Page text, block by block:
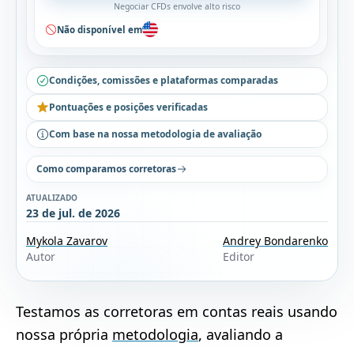
Negociar CFDs envolve alto risco
Não disponível em
Condições, comissões e plataformas comparadas
Pontuações e posições verificadas
Com base na nossa metodologia de avaliação
Como comparamos corretoras
ATUALIZADO
23 de jul. de 2026
Mykola Zavarov
Autor
Andrey Bondarenko
Editor
Testamos as corretoras em contas reais usando
nossa própria metodologia, avaliando a